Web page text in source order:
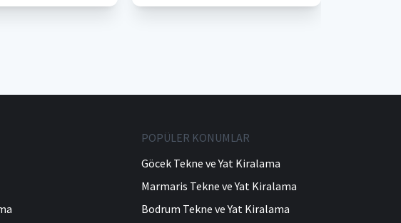
POPÜLER KONUMLAR
Göcek Tekne ve Yat Kiralama
Marmaris Tekne ve Yat Kiralama
Bodrum Tekne ve Yat Kiralama